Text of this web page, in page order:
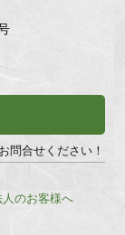
問合せください！
人のお客様へ